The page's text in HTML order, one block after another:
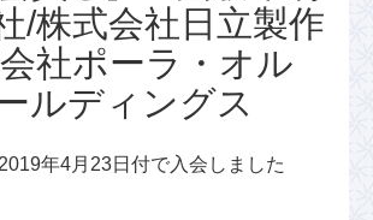
/株式会社日立製作
社ポーラ・オル
ルディングス
年4月23日付で入会しました